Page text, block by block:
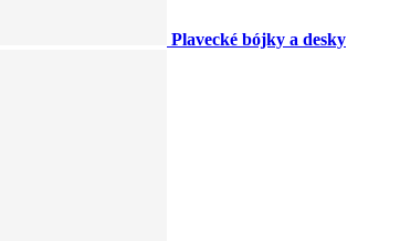
Plavecké bójky a desky